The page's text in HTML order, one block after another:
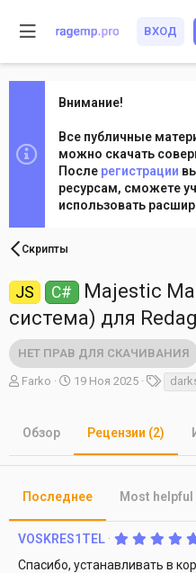
ВХОД
Внимание!
Все публичные
можно скачать
После регистрации
ресурсам, сможете
использовать
Скрипты
JS C# Majestic
система) для
НЕТ ПРАВ ДЛЯ СКАЧИВАНИЯ
А
о
Farko
Д
о
д
н
и
19 Ноя 2025
е
и
Обзор Рецензии (2)
Последнее Most helpful
VOSKRES1TEL
Спасибо, устанавливать в